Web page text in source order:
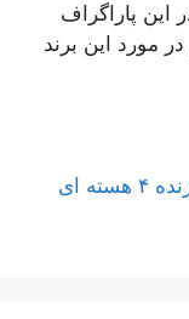
این پاراگراف
مورد این برند
ای